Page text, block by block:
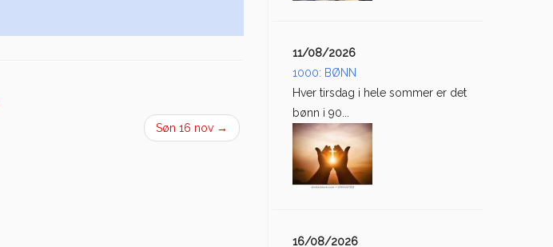
Søn 16 nov →
11/08/2026
1000: BØNN
Hver tirsdag i hele sommer er det
bønn i 90...
16/08/2026